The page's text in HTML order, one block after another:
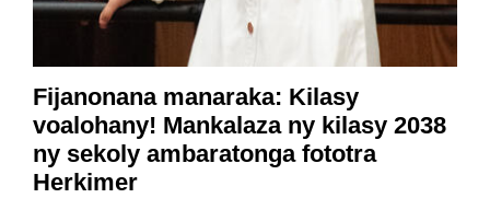
Fijanonana manaraka: Kilasy
voalohany! Mankalaza ny kilasy 2038
ny sekoly ambaratonga fototra
Herkimer